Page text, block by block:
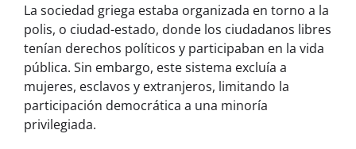
La sociedad griega estaba organizada en torno a la
polis, o ciudad-estado, donde los ciudadanos libres
tenían derechos políticos y participaban en la vida
pública. Sin embargo, este sistema excluía a
mujeres, esclavos y extranjeros, limitando la
participación democrática a una minoría
privilegiada.